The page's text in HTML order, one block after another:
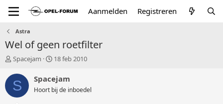
Aanmelden Registreren
Astra
Wel of geen roetfilter
T
p
i
Spacejam
S
a
r
t
18 feb 2010
S Spacejam
Hoort bij de inboedel